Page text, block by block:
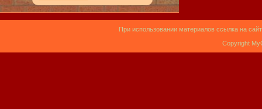
При использовании материалов ссылка на
Copyright